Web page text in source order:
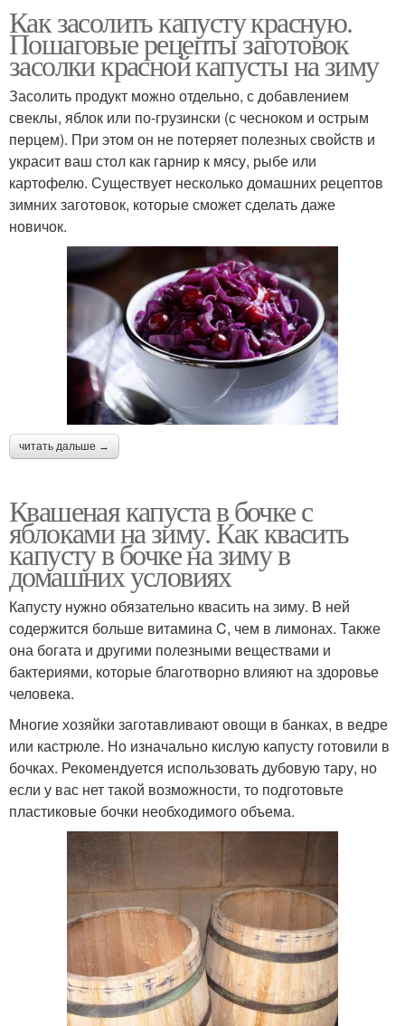
Как засолить капусту красную.
Пошаговые рецепты заготовок
засолки красной капусты на зиму
Засолить продукт можно отдельно, с добавлением
свеклы, яблок или по-грузински (с чесноком и острым
перцем). При этом он не потеряет полезных свойств и
украсит ваш стол как гарнир к мясу, рыбе или
картофелю. Существует несколько домашних рецептов
зимних заготовок, которые сможет сделать даже
новичок.
читать дальше →
Квашеная капуста в бочке с
яблоками на зиму. Как квасить
капусту в бочке на зиму в
домашних условиях
Капусту нужно обязательно квасить на зиму. В ней
содержится больше витамина C, чем в лимонах. Также
она богата и другими полезными веществами и
бактериями, которые благотворно влияют на здоровье
человека.
Многие хозяйки заготавливают овощи в банках, в ведре
или кастрюле. Но изначально кислую капусту готовили в
бочках. Рекомендуется использовать дубовую тару, но
если у вас нет такой возможности, то подготовьте
пластиковые бочки необходимого объема.